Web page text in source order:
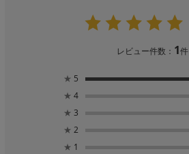
レビュー件数： 1件
★ 5
★ 4
★ 3
★ 2
★ 1